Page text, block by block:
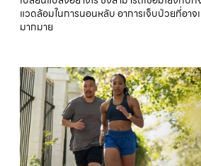
แวดล้อมในการนอนหลับ อาการเจ็บป่วยที่อาจ
มากมาย